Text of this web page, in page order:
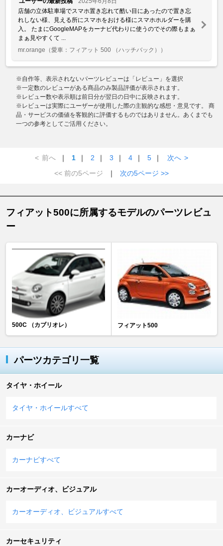
店舗の立体駐車場でスマホ置き忘れて酷い目にあったので置き忘
れしない様、見える所にスマホをおける様にスマホホルダーを購
入。 たまにGoogleMAPをカーナビ代わりに使うのでその際もまぁ
まぁ見やすくて ...
mr.orange （愛車：フィアット 500 （ハッチバック））
※自作等、表示されないパーツレビューは「レビュー」を選択
※一定数のレビューがある商品のみ製品評価が表示されます。
※レビュー数や表示順は前日分が翌日の日中に反映されます。
※レビューは実際にユーザーが使用した際の主観的な感想・意見です。 商
品・サービスの価値を客観的に評価するものではありません。あくまでも
一つの参考としてご活用ください。
< 前へ ｜ 1 ｜ 2 ｜ 3 ｜ 4 ｜ 5 ｜ 次へ >
<< 前の5ページ
｜ 次の5ページ >>
フィアット500に所属するモデルのパーツレビュ
ー
500C （カブリオレ） フィアット500
パーツカテゴリ一覧
タイヤ・ホイール
タイヤ・ホイールすべて
カーナビ
カーナビすべて
カーオーディオ、ビジュアル
カーオーディオ、ビジュアルすべて
カーセキュリティ